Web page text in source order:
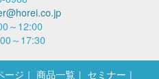
～12:00
ージ 商品一覧 セミナー